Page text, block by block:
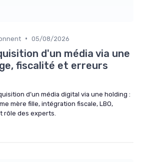
• 05/08/2026
d'un média via une
fiscalité et erreurs
d’un média digital via une holding :
mère fille, intégration fiscale, LBO,
rôle des experts.